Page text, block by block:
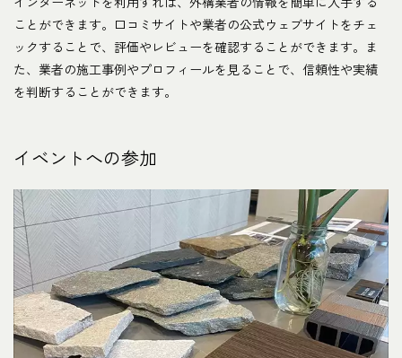
ことができます。口コミサイトや業者の公式ウェブサイトをチェ
ックすることで、評価やレビューを確認することができます。ま
た、業者の施工事例やプロフィールを見ることで、信頼性や実績
を判断することができます。
イベントへの参加